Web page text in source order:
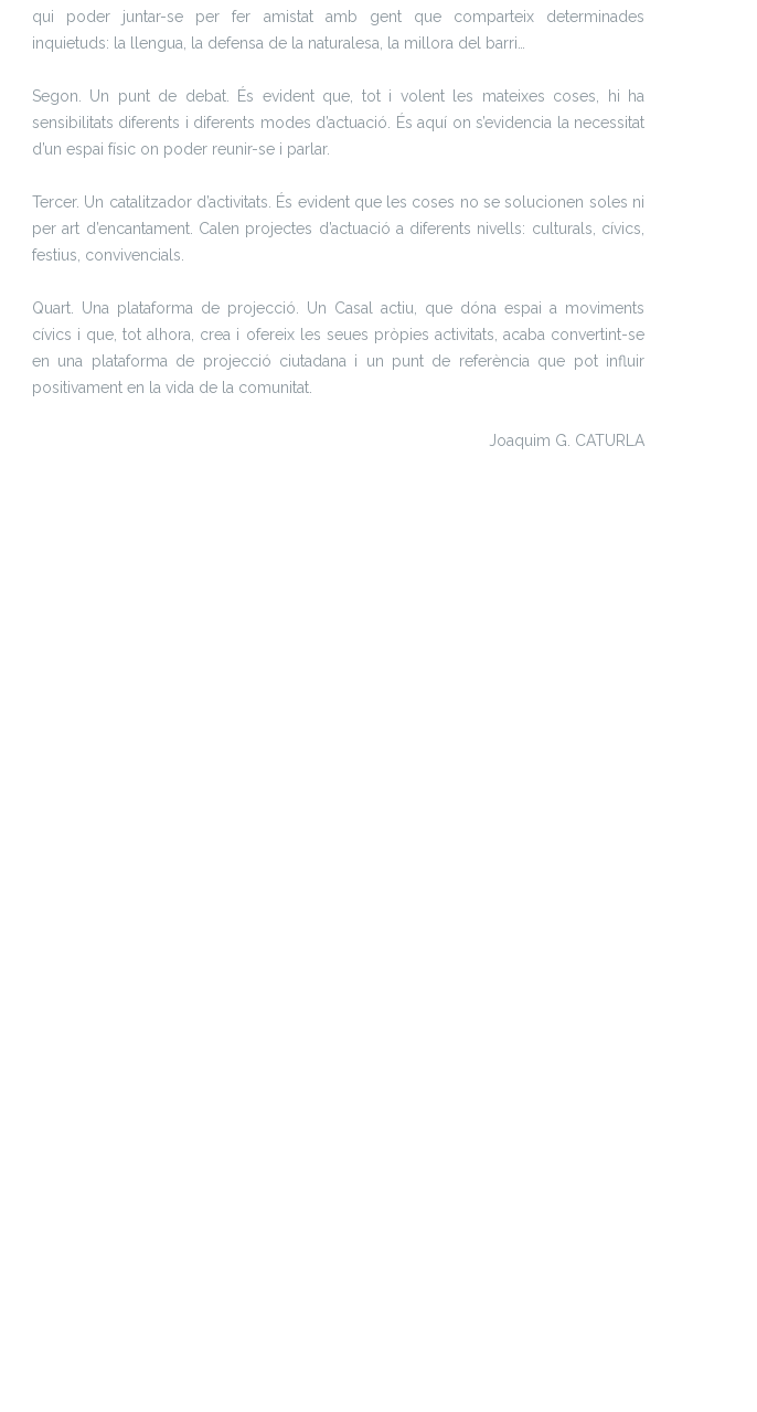
qui poder juntar-se per fer amistat amb gent que comparteix determinades
inquietuds: la llengua, la defensa de la naturalesa, la millora del barri…
Segon. Un punt de debat. És evident que, tot i volent les mateixes coses, hi ha
sensibilitats diferents i diferents modes d’actuació. És aquí on s’evidencia la necessitat
d’un espai físic on poder reunir-se i parlar.
Tercer. Un catalitzador d’activitats. És evident que les coses no se solucionen soles ni
per art d’encantament. Calen projectes d’actuació a diferents nivells: culturals, cívics,
festius, convivencials.
Quart. Una plataforma de projecció. Un Casal actiu, que dóna espai a moviments
cívics i que, tot alhora, crea i ofereix les seues pròpies activitats, acaba convertint-se
en una plataforma de projecció ciutadana i un punt de referència que pot influir
positivament en la vida de la comunitat.
Joaquim G. CATURLA